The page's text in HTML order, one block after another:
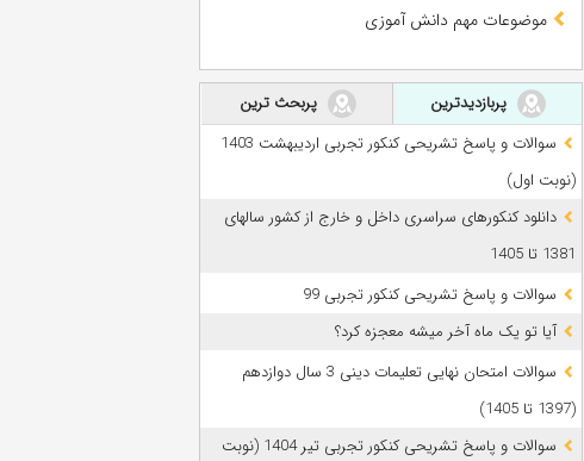
موضوعات مهم دانش آموزی
پربازدیدترین
پربحث ترین
سوالات و پاسخ تشریحی کنکور تجربی اردیبهشت 1403
(نوبت اول)
دانلود کنکورهای سراسری داخل و خارج از کشور سالهای
1381 تا 1405
سوالات و پاسخ تشریحی کنکور تجربی 99
آیا تو یک ماه آخر میشه معجزه کرد؟
سوالات امتحان نهایی تعلیمات دینی 3 سال دوازدهم
(1397 تا 1405)
سوالات و پاسخ تشریحی کنکور تجربی تیر 1404 (نوبت